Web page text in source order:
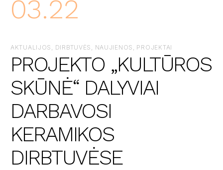
03.22
AKTUALIJOS, DIRBTUVĖS, NAUJIENOS, PROJEKTAI
PROJEKTO „KULTŪROS
SKŪNĖ“ DALYVIAI
DARBAVOSI
KERAMIKOS
DIRBTUVĖSE